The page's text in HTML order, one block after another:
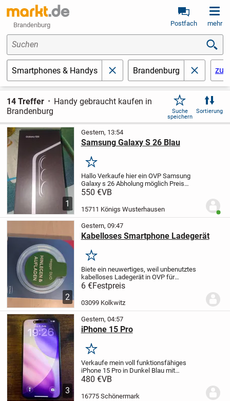
Brandenburg Postfach mehr
Suchen
Smartphones & Handys schließenBrandenburg schließen
14 Treffer
Handy gebraucht kaufen in
Brandenburg
Suche
speichern
Sortierung
1
Gestern, 13:54
Samsung Galaxy S 26 Blau
Merken
Hallo Verkaufe hier ein OVP Samsung
Galaxy s 26 Abholung möglich Preis
VB. Bei Interesse gerne melden.
550 €VB
15711 Königs Wusterhausen
2
Gestern, 09:47
Kabelloses Smartphone Ladegerät
Merken
Biete ein neuwertiges, weil unbenutztes
kabelloses Ladegerät in OVP für
Smartphones oder andere für Induktion
geeignete Geräte. Dabei sind das
passende Ladekabel und die
6 €Festpreis
03099 Kolkwitz
3
Gestern, 04:57
iPhone 15 Pro
Merken
Verkaufe mein voll funktionsfähiges
iPhone 15 Pro in Dunkel Blau mit
256gb es wird auf werkseinstellung
Hülle und Folie benutzt läuft einwandfrei
480 €VB
16775 Schönermark